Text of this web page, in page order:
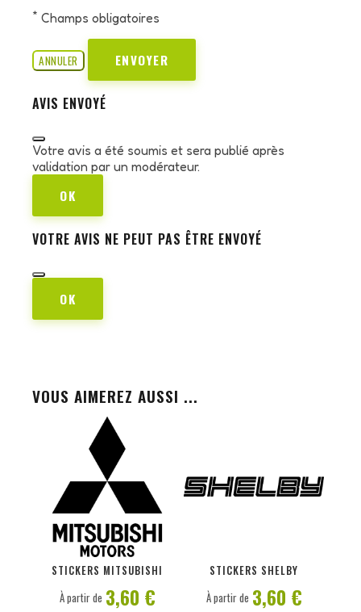
* Champs obligatoires
ANNULER ENVOYER
AVIS ENVOYÉ
Votre avis a été soumis et sera publié après
validation par un modérateur.
OK
VOTRE AVIS NE PEUT PAS ÊTRE ENVOYÉ
OK
VOUS AIMEREZ AUSSI ...
STICKERS MITSUBISHI
PERSONNALISER
À partir de 3,60 €
STICKERS SHELBY
À partir de 3,60 €